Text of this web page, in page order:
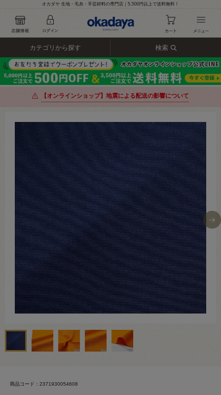
オカダヤ 生地・毛糸・手芸材料の専門店｜5,500円以上で送料無料！
カテゴリから探す 検索
【オンラインショップ】地震による配送の影響について
商品コード：2371930054608